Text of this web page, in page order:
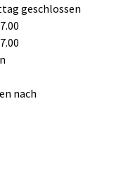
geschlossen
nach